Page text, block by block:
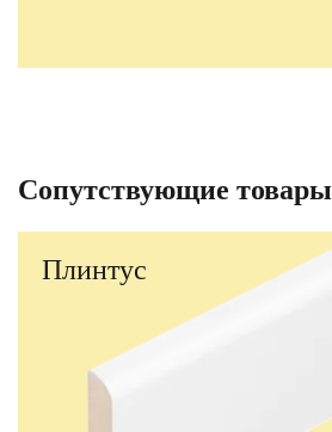
Сопутствующие товары
Плинтус